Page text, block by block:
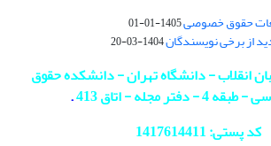
حقوق خصوصی1405-01-01
از برخی نویسندگان1404-03-20
انقلاب - دانشگاه تهران - دانشکده حقوق
دفتر مجله - اتاق 413
.
کد پستی: 1417614411